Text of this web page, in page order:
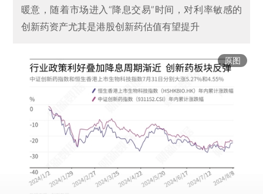
暖意，随着市场进入“降息交易”时间，对利率敏感的
创新药资产尤其是港股创新药估值有望提升
原图